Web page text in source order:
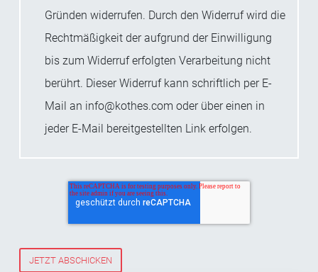
Gründen widerrufen. Durch den Widerruf wird die
Rechtmäßigkeit der aufgrund der Einwilligung
bis zum Widerruf erfolgten Verarbeitung nicht
berührt. Dieser Widerruf kann schriftlich per E-
Mail an info@kothes.com oder über einen in
jeder E-Mail bereitgestellten Link erfolgen.